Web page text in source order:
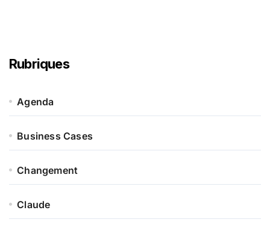
Rubriques
Agenda
Business Cases
Changement
Claude